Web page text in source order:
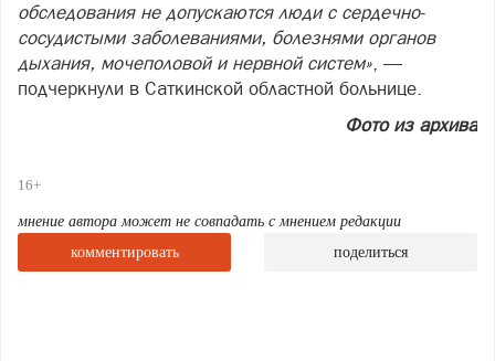
обследования не допускаются люди с сердечно-
сосудистыми заболеваниями, болезнями органов
дыхания, мочеполовой и нервной систем», —
подчеркнули в Саткинской областной больнице.
Фото из архива
16+
мнение автора может не совпадать с мнением редакции
комментировать
поделиться